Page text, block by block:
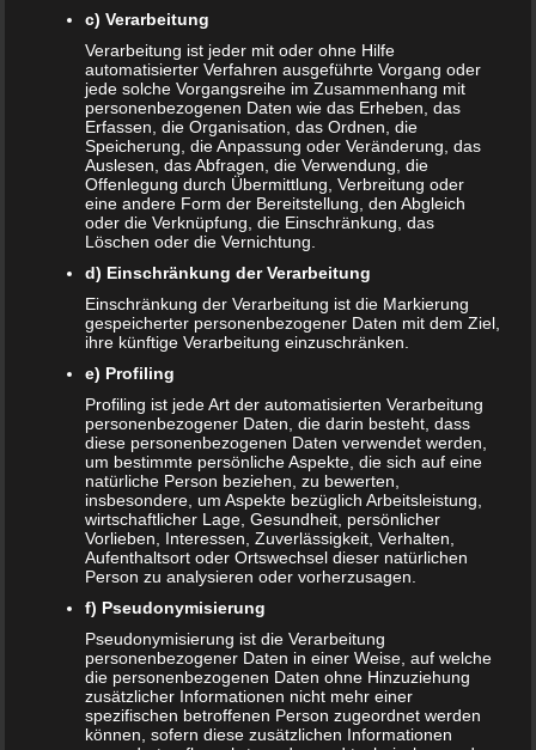
Schwangerschaft – ein kurzer Überblick
Schwangerschaft: 1. Trimester
Babyhaut schützen: So gelingt es am besten!
NEUE KOMMENTARE
Frank Zimmermannzu Schwanger von Affäre – was nun?
Kristin Rudolph zuVollmachten für Kinder
zuVollmachten für Kinder
zuBRIO Angebote – Holzeisenbahnen besonders
günstig kaufen
SANDRAzuVollmachten für Kinder
NACHRICHTEN
Kinder- und Jugendstärkungsgesetz kommt
Familien profitieren vom Rekordhaushalt 2020
Cannabis in der Muttermilch nachweisbar
Elterngeld online beantragen
Zahnspange für viele Kinder nicht notwendig
c) Verarbeitung
Verarbeitung ist jeder mit oder ohne Hilfe
automatisierter Verfahren ausgeführte Vorgang oder
jede solche Vorgangsreihe im Zusammenhang mit
personenbezogenen Daten wie das Erheben, das
Erfassen, die Organisation, das Ordnen, die
Speicherung, die Anpassung oder Veränderung, das
Auslesen, das Abfragen, die Verwendung, die
Offenlegung durch Übermittlung, Verbreitung oder
eine andere Form der Bereitstellung, den Abgleich
oder die Verknüpfung, die Einschränkung, das
Löschen oder die Vernichtung.
d) Einschränkung der Verarbeitung
Einschränkung der Verarbeitung ist die Markierung
gespeicherter personenbezogener Daten mit dem Ziel,
ihre künftige Verarbeitung einzuschränken.
e) Profiling
Profiling ist jede Art der automatisierten Verarbeitung
personenbezogener Daten, die darin besteht, dass
diese personenbezogenen Daten verwendet werden,
um bestimmte persönliche Aspekte, die sich auf eine
natürliche Person beziehen, zu bewerten,
insbesondere, um Aspekte bezüglich Arbeitsleistung,
wirtschaftlicher Lage, Gesundheit, persönlicher
Vorlieben, Interessen, Zuverlässigkeit, Verhalten,
Aufenthaltsort oder Ortswechsel dieser natürlichen
Person zu analysieren oder vorherzusagen.
f) Pseudonymisierung
Pseudonymisierung ist die Verarbeitung
personenbezogener Daten in einer Weise, auf welche
die personenbezogenen Daten ohne Hinzuziehung
zusätzlicher Informationen nicht mehr einer
spezifischen betroffenen Person zugeordnet werden
können, sofern diese zusätzlichen Informationen